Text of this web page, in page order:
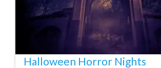
Halloween Horror Nights